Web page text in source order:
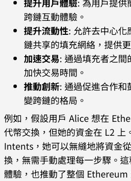
跨鏈互動體驗。
提升流動性: 允許去中心
鏈共享的填充網絡，提供
加速交易: 通過填充者之間
加快交易時間。
推動創新: 通過促進合作
變跨鏈的格局。
例如，假設用戶 Alice 想在
代幣交換，但她的資金在 L2 上
Intents，她可以無縫地將資金
換，無需手動處理每一步驟。
體驗，也推動了整個 Ethereum